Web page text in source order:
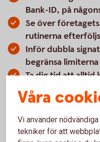
Bank-ID, på
Se över
rutinerna
Inför dubbla
begränsa
Ta dig tid att
Låt inte
kan innehålla
uppgifter. Sök
eller ring.
Våra
Vi använder
tekniker för att